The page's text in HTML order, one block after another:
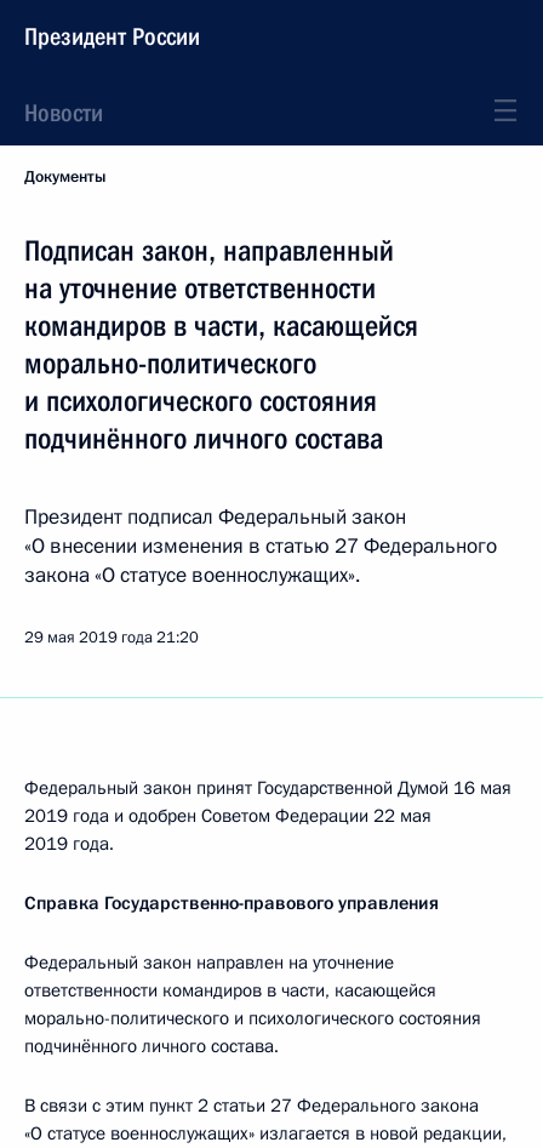
Президент России
Новости
Документы
Подписан закон, направленный
на уточнение ответственности
командиров в части, касающейся
морально-политического
и психологического состояния
подчинённого личного состава
Президент подписал Федеральный закон
«О внесении изменения в статью 27 Федерального
закона «О статусе военнослужащих».
29 мая 2019 года21:20
Федеральный закон принят Государственной Думой 16 мая
2019 года и одобрен Советом Федерации 22 мая
2019 года.
Справка Государственно-правового управления
Федеральный закон направлен на уточнение
ответственности командиров в части, касающейся
морально-политического и психологического состояния
подчинённого личного состава.
В связи с этим пункт 2 статьи 27 Федерального закона
«О статусе военнослужащих» излагается в новой редакции,